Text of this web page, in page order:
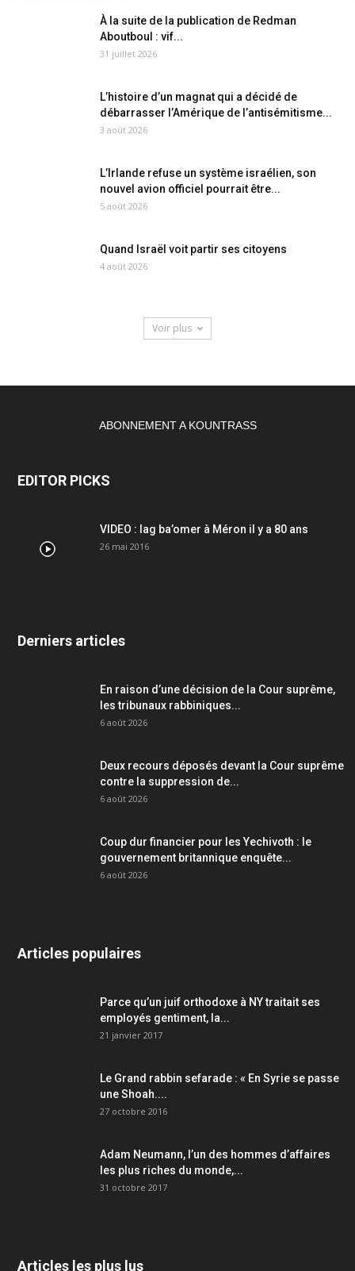
À la suite de la publication de Redman
Aboutboul : vif...
31 juillet 2026
L’histoire d’un magnat qui a décidé de
débarrasser l’Amérique de l’antisémitisme...
3 août 2026
L’Irlande refuse un système israélien, son
nouvel avion officiel pourrait être...
5 août 2026
Quand Israël voit partir ses citoyens
4 août 2026
Voir plus
ABONNEMENT A KOUNTRASS
EDITOR PICKS
VIDEO : lag ba’omer à Méron il y a 80 ans
26 mai 2016
Derniers articles
En raison d’une décision de la Cour suprême,
les tribunaux rabbiniques...
6 août 2026
Deux recours déposés devant la Cour suprême
contre la suppression de...
6 août 2026
Coup dur financier pour les Yechivoth : le
gouvernement britannique enquête...
6 août 2026
Articles populaires
Parce qu’un juif orthodoxe à NY traitait ses
employés gentiment, la...
21 janvier 2017
Le Grand rabbin sefarade : « En Syrie se passe
une Shoah....
27 octobre 2016
Adam Neumann, l’un des hommes d’affaires
les plus riches du monde,...
31 octobre 2017
Articles les plus lus